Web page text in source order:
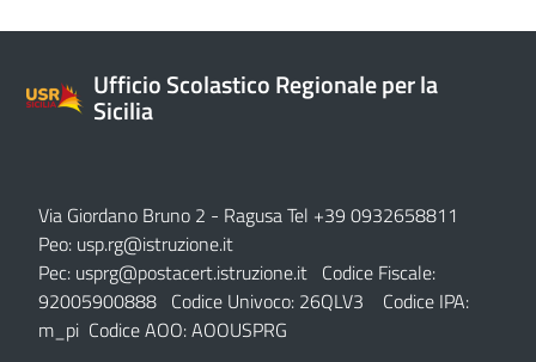
Ufficio Scolastico Regionale per la
Sicilia
Via Giordano Bruno 2 - Ragusa Tel +39 0932658811
Peo: usp.rg@istruzione.it
Pec: usprg@postacert.istruzione.it Codice Fiscale:
92005900888 Codice Univoco: 26QLV3 Codice IPA:
m_pi Codice AOO: AOOUSPRG